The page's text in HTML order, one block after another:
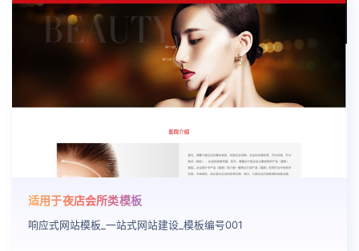
适用于夜店会所类模板
响应式网站模板_一站式网站建设_模板编号001